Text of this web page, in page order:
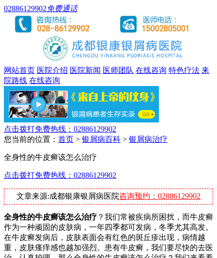
02886129902免费通话
网站首页 医院介绍 医院新闻 医师团队 在线咨询 特色疗法 来
院路线 在线咨询
点击拨打免费热线：02886129902
您当前的位置： 首页 > 银屑病百科 > 银屑病治疗
全身性的牛皮癣该怎么治疗
点击拨打免费热线：02886129902
文章来源:成都银康银屑病医院咨询预约：02886129902
全身性的牛皮癣该怎么治疗 ？我们常被疾病所困扰，而牛皮癣
作为一种顽固的皮肤病，一年四季都可发病，冬季尤其高发。
在牛皮癣发病后，皮肤表面会有红色的斑丘疹出现，病情越
重，皮肤瘙痒感也越加强烈。患有牛皮癣，我们要尽快的去医